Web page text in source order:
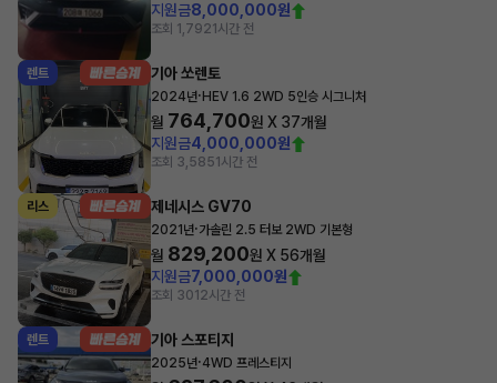
지원금8,000,000원
조회 1,7921시간 전
렌트 기아 쏘렌토
2024년· HEV 1.6 2WD 5인승 시그니처
월 764,700원 X 37개월
지원금4,000,000원
조회 3,5851시간 전
리스 제네시스 GV70
2021년·가솔린 2.5 터보 2WD 기본형
월 829,200원 X 56개월
지원금7,000,000원
조회 301 2시간 전
렌트 기아 스포티지
2025년·4WD 프레스티지